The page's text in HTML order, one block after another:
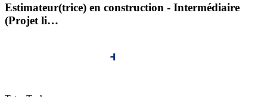
Estimateur(trice) en construction - Intermédiaire
(Projet li…